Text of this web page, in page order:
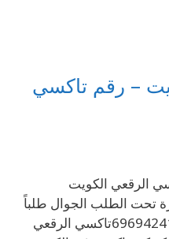
– رقم تاكسي
الرقعي الكويت
تحت الطلب الجوال طلباً
متزايداً في الكويت. اتصل بنا 69694241تاكسي الرقعي